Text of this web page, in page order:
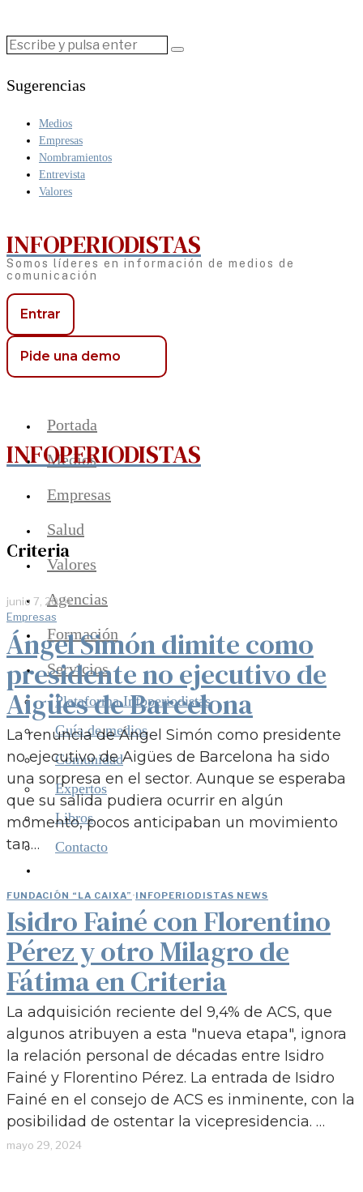
Sugerencias
Medios
Empresas
Nombramientos
Entrevista
Valores
INFOPERIODISTAS
Somos líderes en información de medios de
comunicación
Entrar
Pide una demo
Portada
Medios
Empresas
Salud
Valores
Agencias
Formación
Servicios
Plataforma Infoperiodistas
Guía de medios
Comunidad
Expertos
Libros
Contacto
INFOPERIODISTAS
Criteria
junio 7, 2024
Empresas
Ángel Simón dimite como
presidente no ejecutivo de
Aigües de Barcelona
La renuncia de Ángel Simón como presidente
no ejecutivo de Aigües de Barcelona ha sido
una sorpresa en el sector. Aunque se esperaba
que su salida pudiera ocurrir en algún
momento, pocos anticipaban un movimiento
tan…
FUNDACIÓN “LA CAIXA” ·INFOPERIODISTAS NEWS
Isidro Fainé con Florentino
Pérez y otro Milagro de
Fátima en Criteria
La adquisición reciente del 9,4% de ACS, que
algunos atribuyen a esta "nueva etapa", ignora
la relación personal de décadas entre Isidro
Fainé y Florentino Pérez. La entrada de Isidro
Fainé en el consejo de ACS es inminente, con la
posibilidad de ostentar la vicepresidencia. …
mayo 29, 2024